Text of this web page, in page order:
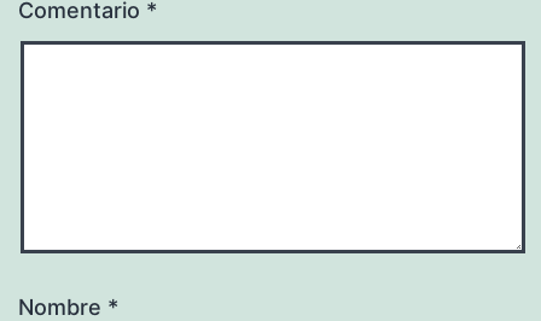
Comentario *
Nombre *